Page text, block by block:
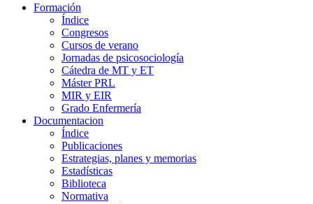
Formación
Índice
Congresos
Cursos de verano
Jornadas de psicosociología
Cátedra de MT y ET
Máster PRL
MIR y EIR
Grado Enfermería
Documentacion
Índice
Publicaciones
Estrategias, planes y memorias
Estadísticas
Biblioteca
Normativa